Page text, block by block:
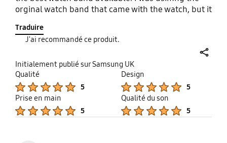
orginal watch band that came with the watch, but it
especially where you have to fasten it . The new
watch band is the next best thing since it will
nicely on my wrist now.
Traduire
J'ai recommandé ce produit.
Initialement publié sur Samsung UK
Qualité
5
Design
5
Prise en main
5
Qualité du son
5